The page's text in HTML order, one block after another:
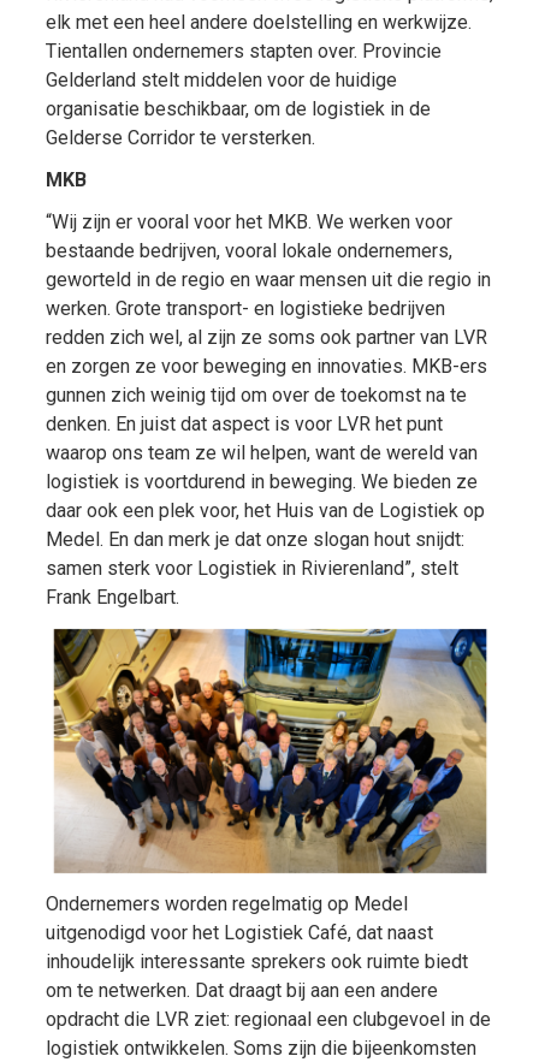
elk met een heel andere doelstelling en werkwijze.
Tientallen ondernemers stapten over. Provincie
Gelderland stelt middelen voor de huidige
organisatie beschikbaar, om de logistiek in de
Gelderse Corridor te versterken.
MKB
“Wij zijn er vooral voor het MKB. We werken voor
bestaande bedrijven, vooral lokale ondernemers,
geworteld in de regio en waar mensen uit die regio in
werken. Grote transport- en logistieke bedrijven
redden zich wel, al zijn ze soms ook partner van LVR
en zorgen ze voor beweging en innovaties. MKB-ers
gunnen zich weinig tijd om over de toekomst na te
denken. En juist dat aspect is voor LVR het punt
waarop ons team ze wil helpen, want de wereld van
logistiek is voortdurend in beweging. We bieden ze
daar ook een plek voor, het Huis van de Logistiek op
Medel. En dan merk je dat onze slogan hout snijdt:
samen sterk voor Logistiek in Rivierenland”, stelt
Frank Engelbart.
Ondernemers worden regelmatig op Medel
uitgenodigd voor het Logistiek Café, dat naast
inhoudelijk interessante sprekers ook ruimte biedt
om te netwerken. Dat draagt bij aan een andere
opdracht die LVR ziet: regionaal een clubgevoel in de
logistiek ontwikkelen. Soms zijn die bijeenkomsten